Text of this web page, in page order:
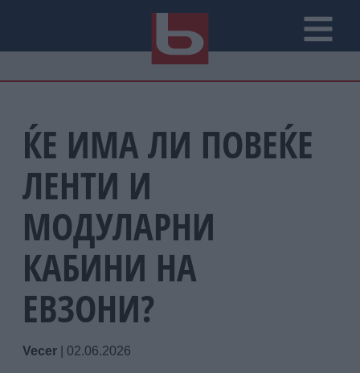
ЌЕ ИМА ЛИ ПОВЕЌЕ
ЛЕНТИ И
МОДУЛАРНИ
КАБИНИ НА
ЕВЗОНИ?
Vecer 02.06.2026